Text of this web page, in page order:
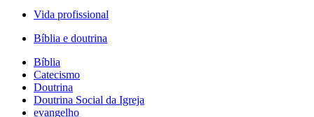
Vida profissional
Bíblia e doutrina
Bíblia
Catecismo
Doutrina
Doutrina Social da Igreja
evangelho